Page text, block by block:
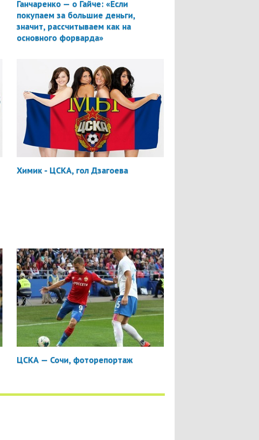
Ганчаренко — о Гайче: «Если
покупаем за большие деньги,
значит, рассчитываем как на
основного форварда»
Химик - ЦСКА, гол Дзагоева
ЦСКА — Сочи, фоторепортаж